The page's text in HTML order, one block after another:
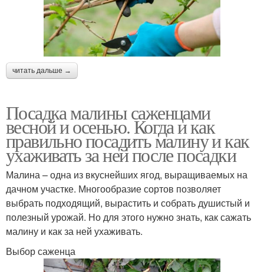
читать дальше →
Посадка малины саженцами
весной и осенью. Когда и как
правильно посадить малину и как
ухаживать за ней после посадки
Малина – одна из вкуснейших ягод, выращиваемых на
дачном участке. Многообразие сортов позволяет
выбрать подходящий, вырастить и собрать душистый и
полезный урожай. Но для этого нужно знать, как сажать
малину и как за ней ухаживать.
Выбор саженца